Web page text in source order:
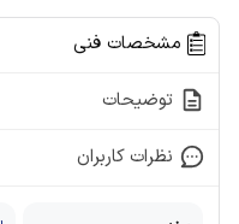
مشخصات فنی
توضیحات
نظرات کاربران